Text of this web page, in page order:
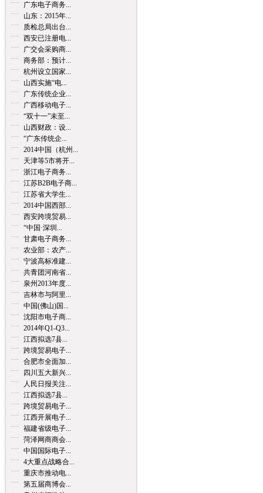
广东电子商务...
山东：2015年...
质检总局出台...
西安已注册电...
广交会采购商...
商务部：预计...
杭州设立国家...
山西实施“电...
广东传统企业...
广西移动电子...
“双十一”未至...
山西财政：设...
“广东传统企...
2014中国（杭州...
天津等5市将开...
浙江电子商务...
江苏B2B电子商...
江苏省大学生...
2014中国西部...
西安跨境贸易...
“中国·深圳...
甘肃电子商务...
农业部：农产...
宁波高标准建...
共青团河南省...
泉州2013年度...
吉林市与阿里...
中国(佛山)国...
沈阳市电子商...
2014年Q1-Q3...
江西拟选7县...
跨境贸易电子...
合肥市全面加...
四川五大新兴...
人民日报关注...
江西拟选7县...
跨境贸易电子...
江西开展电子...
福建省级电子...
菏泽网商商会...
中国国际电子...
4大重点战略合...
重庆市推动电...
第五届商博会...